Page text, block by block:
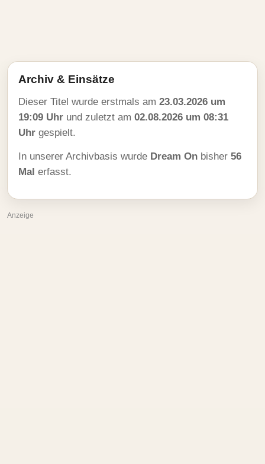
Archiv & Einsätze
Dieser Titel wurde erstmals am 23.03.2026 um
19:09 Uhr und zuletzt am 02.08.2026 um 08:31
Uhr gespielt.
In unserer Archivbasis wurde Dream On bisher 56
Mal erfasst.
Anzeige